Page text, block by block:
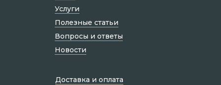
Услуги
Полезные статьи
Вопросы и ответы
Новости
Доставка и оплата